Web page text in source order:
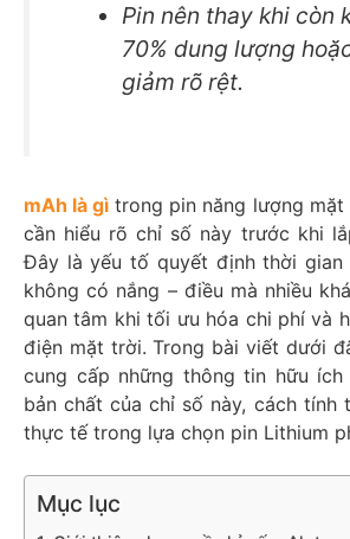
Pin nên thay khi còn
70% dung lượng
giảm rõ rệt.
mAh là gì trong pin năng lượng
cần hiểu rõ chỉ số này trước khi
Đây là yếu tố quyết định thời gian
không có nắng – điều mà nhiều
quan tâm khi tối ưu hóa chi phí và
điện mặt trời. Trong bài viết dưới
cung cấp những thông tin hữu
bản chất của chỉ số này, cách tính
thực tế trong lựa chọn pin Lithium
Mục lục